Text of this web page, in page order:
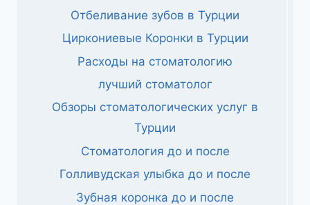
Отбеливание зубов в Турции
Циркониевые Коронки в Турции
Расходы на стоматологию
лучший стоматолог
Обзоры стоматологических услуг в
Турции
Стоматология до и после
Голливудская улыбка до и после
Зубная коронка до и после